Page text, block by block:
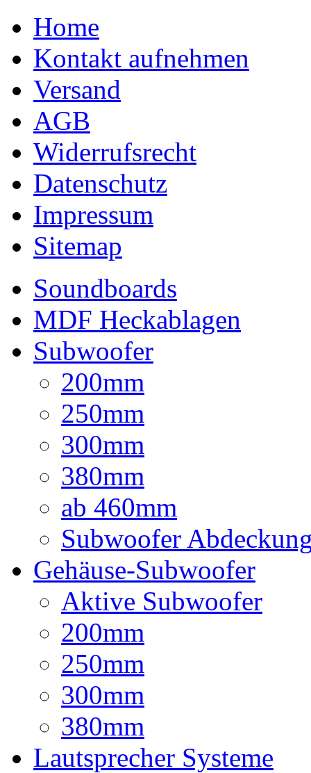
Home
Kontakt aufnehmen
Versand
AGB
Widerrufsrecht
Datenschutz
Impressum
Sitemap
Soundboards
MDF Heckablagen
Subwoofer
200mm
250mm
300mm
380mm
ab 460mm
Subwoofer
Gehäuse-Subwoofer
Aktive Subwoofer
200mm
250mm
300mm
380mm
Lautsprecher Systeme